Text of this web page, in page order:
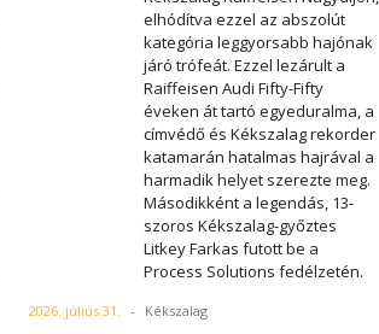
elhódítva ezzel az abszolút
kategória leggyorsabb hajónak
járó trófeát. Ezzel lezárult a
Raiffeisen Audi Fifty-Fifty
éveken át tartó egyeduralma, a
címvédő és Kékszalag rekorder
katamarán hatalmas hajrával a
harmadik helyet szerezte meg.
Másodikként a legendás, 13-
szoros Kékszalag-győztes
Litkey Farkas futott be a
Process Solutions fedélzetén.
2026. július 31. - Kékszalag